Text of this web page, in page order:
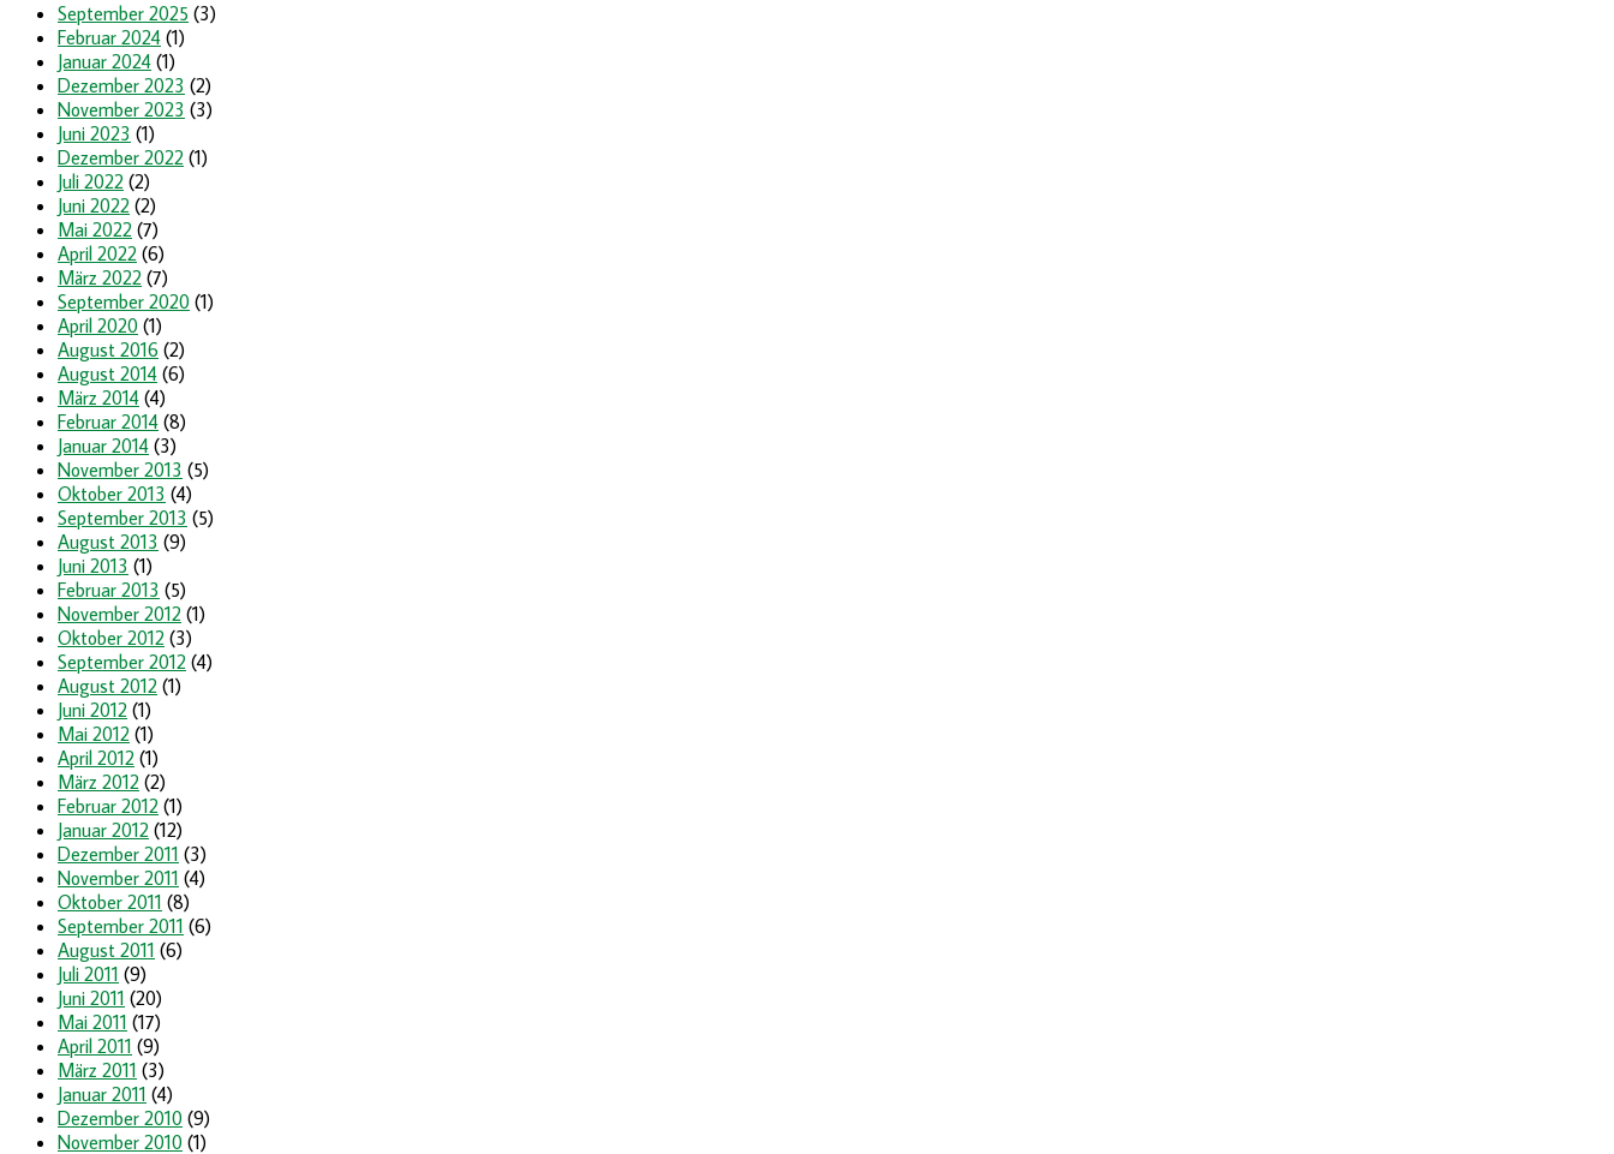
September 2025 (3)
Februar 2024 (1)
Januar 2024 (1)
Dezember 2023 (2)
November 2023 (3)
Juni 2023 (1)
Dezember 2022 (1)
Juli 2022 (2)
Juni 2022 (2)
Mai 2022 (7)
April 2022 (6)
März 2022 (7)
September 2020 (1)
April 2020 (1)
August 2016 (2)
August 2014 (6)
März 2014 (4)
Februar 2014 (8)
Januar 2014 (3)
November 2013 (5)
Oktober 2013 (4)
September 2013 (5)
August 2013 (9)
Juni 2013 (1)
Februar 2013 (5)
November 2012 (1)
Oktober 2012 (3)
September 2012 (4)
August 2012 (1)
Juni 2012 (1)
Mai 2012 (1)
April 2012 (1)
März 2012 (2)
Februar 2012 (1)
Januar 2012 (12)
Dezember 2011 (3)
November 2011 (4)
Oktober 2011 (8)
September 2011 (6)
August 2011 (6)
Juli 2011 (9)
Juni 2011 (20)
Mai 2011 (17)
April 2011 (9)
März 2011 (3)
Januar 2011 (4)
Dezember 2010 (9)
November 2010 (1)